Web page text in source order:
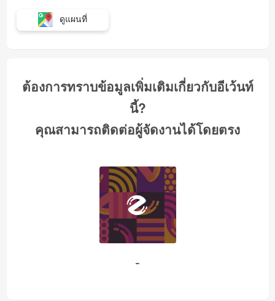
ดูแผนที่
ต้องการทราบข้อมูลเพิ่มเติมเกี่ยวกับอีเว้นท์
นี้?
คุณสามารถติดต่อผู้จัดงานได้โดยตรง
-